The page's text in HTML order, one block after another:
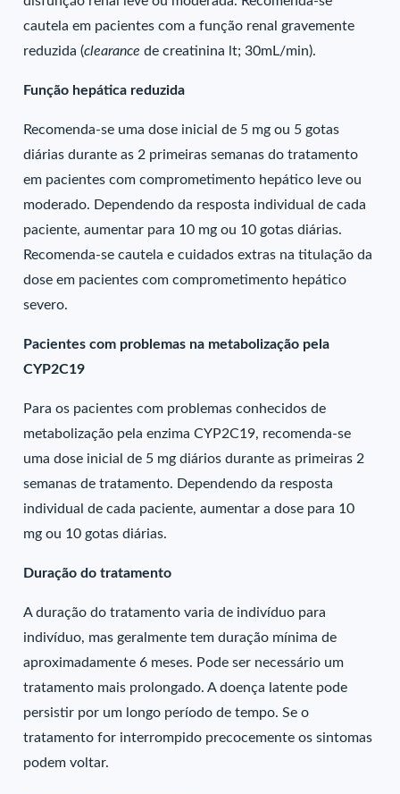
cautela em pacientes com a função renal gravemente
reduzida (clearancede creatinina lt; 30mL/min).
Função hepática reduzida
Recomenda-se uma dose inicial de 5 mg ou 5 gotas
diárias durante as 2 primeiras semanas do tratamento
em pacientes com comprometimento hepático leve ou
moderado. Dependendo da resposta individual de cada
paciente, aumentar para 10 mg ou 10 gotas diárias.
Recomenda-se cautela e cuidados extras na titulação da
dose em pacientes com comprometimento hepático
severo.
Pacientes com problemas na metabolização pela
CYP2C19
Para os pacientes com problemas conhecidos de
metabolização pela enzima CYP2C19, recomenda-se
uma dose inicial de 5 mg diários durante as primeiras 2
semanas de tratamento. Dependendo da resposta
individual de cada paciente, aumentar a dose para 10
mg ou 10 gotas diárias.
Duração do tratamento
A duração do tratamento varia de indivíduo para
indivíduo, mas geralmente tem duração mínima de
aproximadamente 6 meses. Pode ser necessário um
tratamento mais prolongado. A doença latente pode
persistir por um longo período de tempo. Se o
tratamento for interrompido precocemente os sintomas
podem voltar.